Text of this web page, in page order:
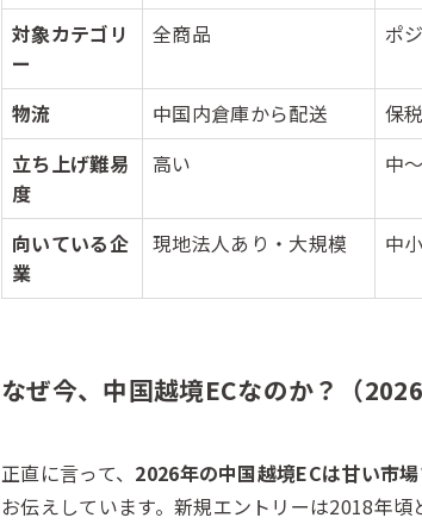
対象カテゴリ
ー
全商品 ポ
物流 中国内倉庫から配送
保
立ち上げ難易
度
高い 中
向いている企
業
現地法人あり・大規模 中
なぜ今、中国越境ECなのか？（2026
正直に言って、 2026年の中国越境ECは甘い市
お伝えしています。新規エントリーは2018年